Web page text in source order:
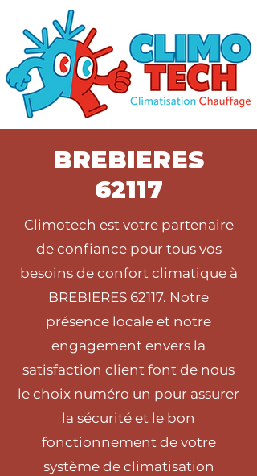
BREBIERES
62117
Climotech est votre partenaire
de confiance pour tous vos
besoins de confort climatique à
BREBIERES 62117. Notre
présence locale et notre
engagement envers la
satisfaction client font de nous
le choix numéro un pour assurer
la sécurité et le bon
fonctionnement de votre
système de climatisation